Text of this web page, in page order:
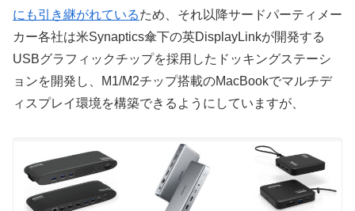
にも引き継がれているため、それ以降サードパーティメー
カー各社は米Synaptics傘下の英DisplayLinkが開発する
USBグラフィックチップを採用したドッキングステーシ
ョンを開発し、M1/M2チップ搭載のMacBookでマルチデ
ィスプレイ環境を構築できるようにしていますが、